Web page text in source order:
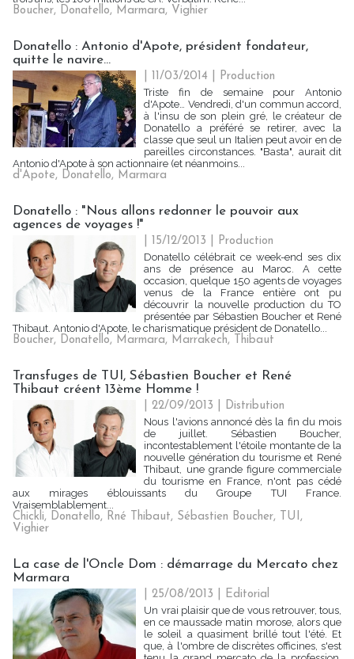
Boucher, Donatello, Marmara, Vighier
Donatello : Antonio d'Apote, président fondateur,
quitte le navire...
| 11/03/2014
Production
Triste fin de semaine pour Antonio
d'Apote… Vendredi, d'un commun accord,
à l'insu de son plein gré, le créateur de
Donatello a préféré se retirer, avec la
classe que seul un Italien peut avoir en de
pareilles circonstances. "Basta", aurait dit
Antonio d'Apote à son actionnaire (et néanmoins...
d'Apote, Donatello, Marmara
Donatello : "Nous allons redonner le pouvoir aux
agences de voyages !"
| 15/12/2013
Production
Donatello célébrait ce week-end ses dix
ans de présence au Maroc. A cette
occasion, quelque 150 agents de voyages
venus de la France entière ont pu
découvrir la nouvelle production du TO
présentée par Sébastien Boucher et René
Thibaut. Antonio d'Apote, le charismatique président de Donatello...
Boucher, Donatello, Marmara, Marrakech, Thibaut
Transfuges de TUI, Sébastien Boucher et René
Thibaut créent 13ème Homme !
| 22/09/2013
Distribution
Nous l'avions annoncé dès la fin du mois
de juillet. Sébastien Boucher,
incontestablement l'étoile montante de la
nouvelle génération du tourisme et René
Thibaut, une grande figure commerciale
du tourisme en France, n'ont pas cédé
aux mirages éblouissants du Groupe TUI France.
Vraisemblablement...
Chickli, Donatello, Rné Thibaut, Sébastien Boucher, TUI,
Vighier
La case de l'Oncle Dom : démarrage du Mercato chez
Marmara
| 25/08/2013
Editorial
Un vrai plaisir que de vous retrouver, tous,
en ce maussade matin morose, alors que
le soleil a quasiment brillé tout l'été. Et
que, à l'ombre de discrètes officines, s'est